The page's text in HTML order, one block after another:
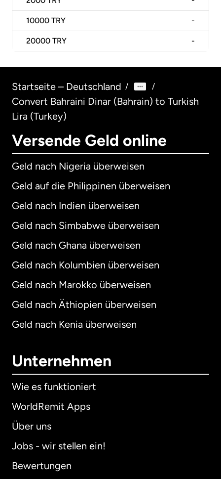
10000 TRY -
20000 TRY -
Startseite – Deutschland / /
Convert Bahraini Dinar (Bahrain) to Turkish
Lira (Turkey)
Versende Geld online
Geld nach Nigeria überweisen
Geld auf die Philippinen überweisen
Geld nach Indien überweisen
Geld nach Simbabwe überweisen
Geld nach Ghana überweisen
Geld nach Kolumbien überweisen
Geld nach Marokko überweisen
Geld nach Äthiopien überweisen
Geld nach Kenia überweisen
Unternehmen
Wie es funktioniert
WorldRemit Apps
Über uns
Jobs - wir stellen ein!
Bewertungen